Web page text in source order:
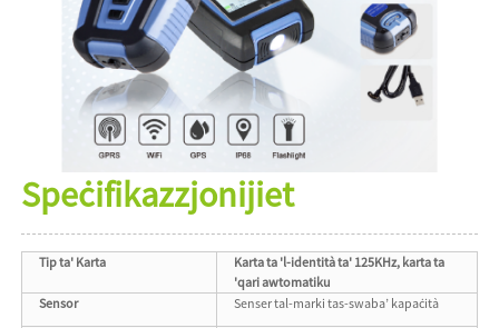
Speċifikazzjonijiet
Tip ta' Karta
Karta ta 'l-identità ta' 125KHz, karta ta
'qari awtomatiku
Sensor
Senser tal-marki tas-swaba’ kapaċità